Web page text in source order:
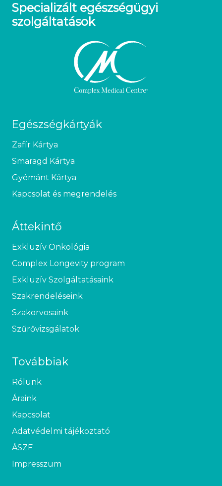
Specializált egészségügyi
szolgáltatások
Egészségkártyák
Zafír Kártya
Smaragd Kártya
Gyémánt Kártya
Kapcsolat és megrendelés
Áttekintő
Exkluzív Onkológia
Complex Longevity program
Exkluzív Szolgáltatásaink
Szakrendeléseink
Szakorvosaink
Szűrővizsgálatok
Továbbiak
Rólunk
Áraink
Kapcsolat
Adatvédelmi tájékoztató
ÁSZF
Impresszum